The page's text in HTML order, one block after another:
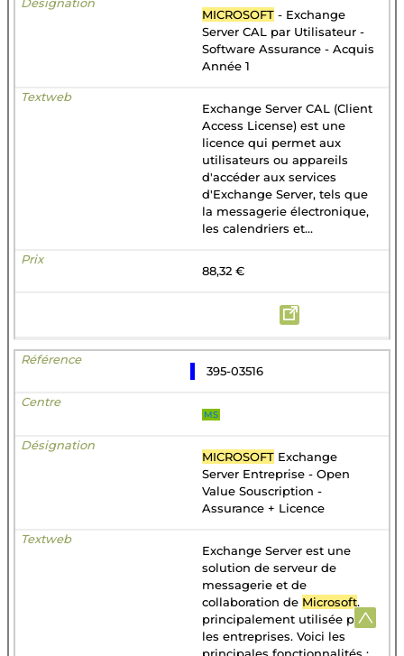
MICROSOFT - Exchange
Server CAL par Utilisateur -
Software Assurance - Acquis
Année 1
Exchange Server CAL (Client
Access License) est une
licence qui permet aux
utilisateurs ou appareils
d'accéder aux services
d'Exchange Server, tels que
la messagerie électronique,
les calendriers et...
88,32 €
395-03516
MS
MICROSOFT Exchange
Server Entreprise - Open
Value Souscription -
Assurance + Licence
Exchange Server est une
solution de serveur de
messagerie et de
collaboration de Microsoft,
principalement utilisée par
les entreprises. Voici les